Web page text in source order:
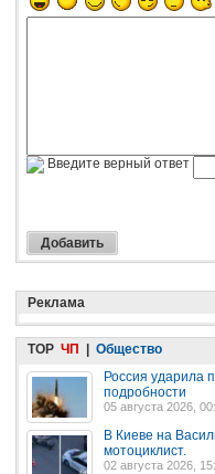
Введите верный ответ
Реклама
TOP ЧП | Общество
Россия ударила
подробности
05 августа 2026,
В Киеве на
мотоциклист.
02 августа 2026,